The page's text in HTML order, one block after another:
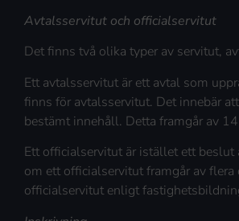
Avtalsservitut och officialservitut
Det finns två olika typer av servitut,
Ett avtalsservitut är ett avtal som
finns för avtalsservitut. Det innebär
bestämt innehåll. Detta framgår av
Ett officialservitut är istället ett
om ett officialservitut framgår av
officialservitut enligt